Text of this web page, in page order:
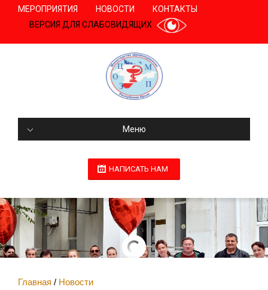
МЕРОПРИЯТИЯ НОВОСТИ
КОНТАКТЫ
ВЕРСИЯ ДЛЯ СЛАБОВИДЯЩИХ
Меню
НАПИСАТЬ НАМ
Главная
Новости